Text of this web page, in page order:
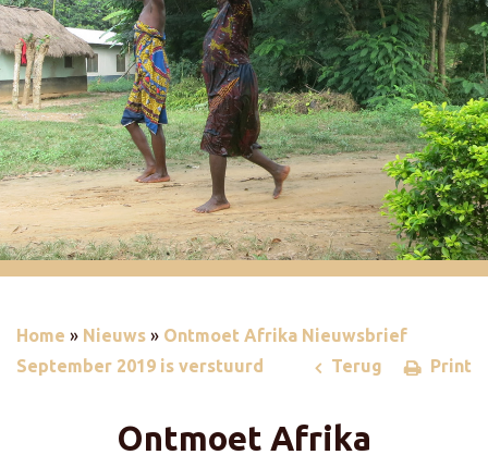
Home » Nieuws » Ontmoet Afrika Nieuwsbrief
September 2019 is verstuurd
Print
Terug
Ontmoet Afrika